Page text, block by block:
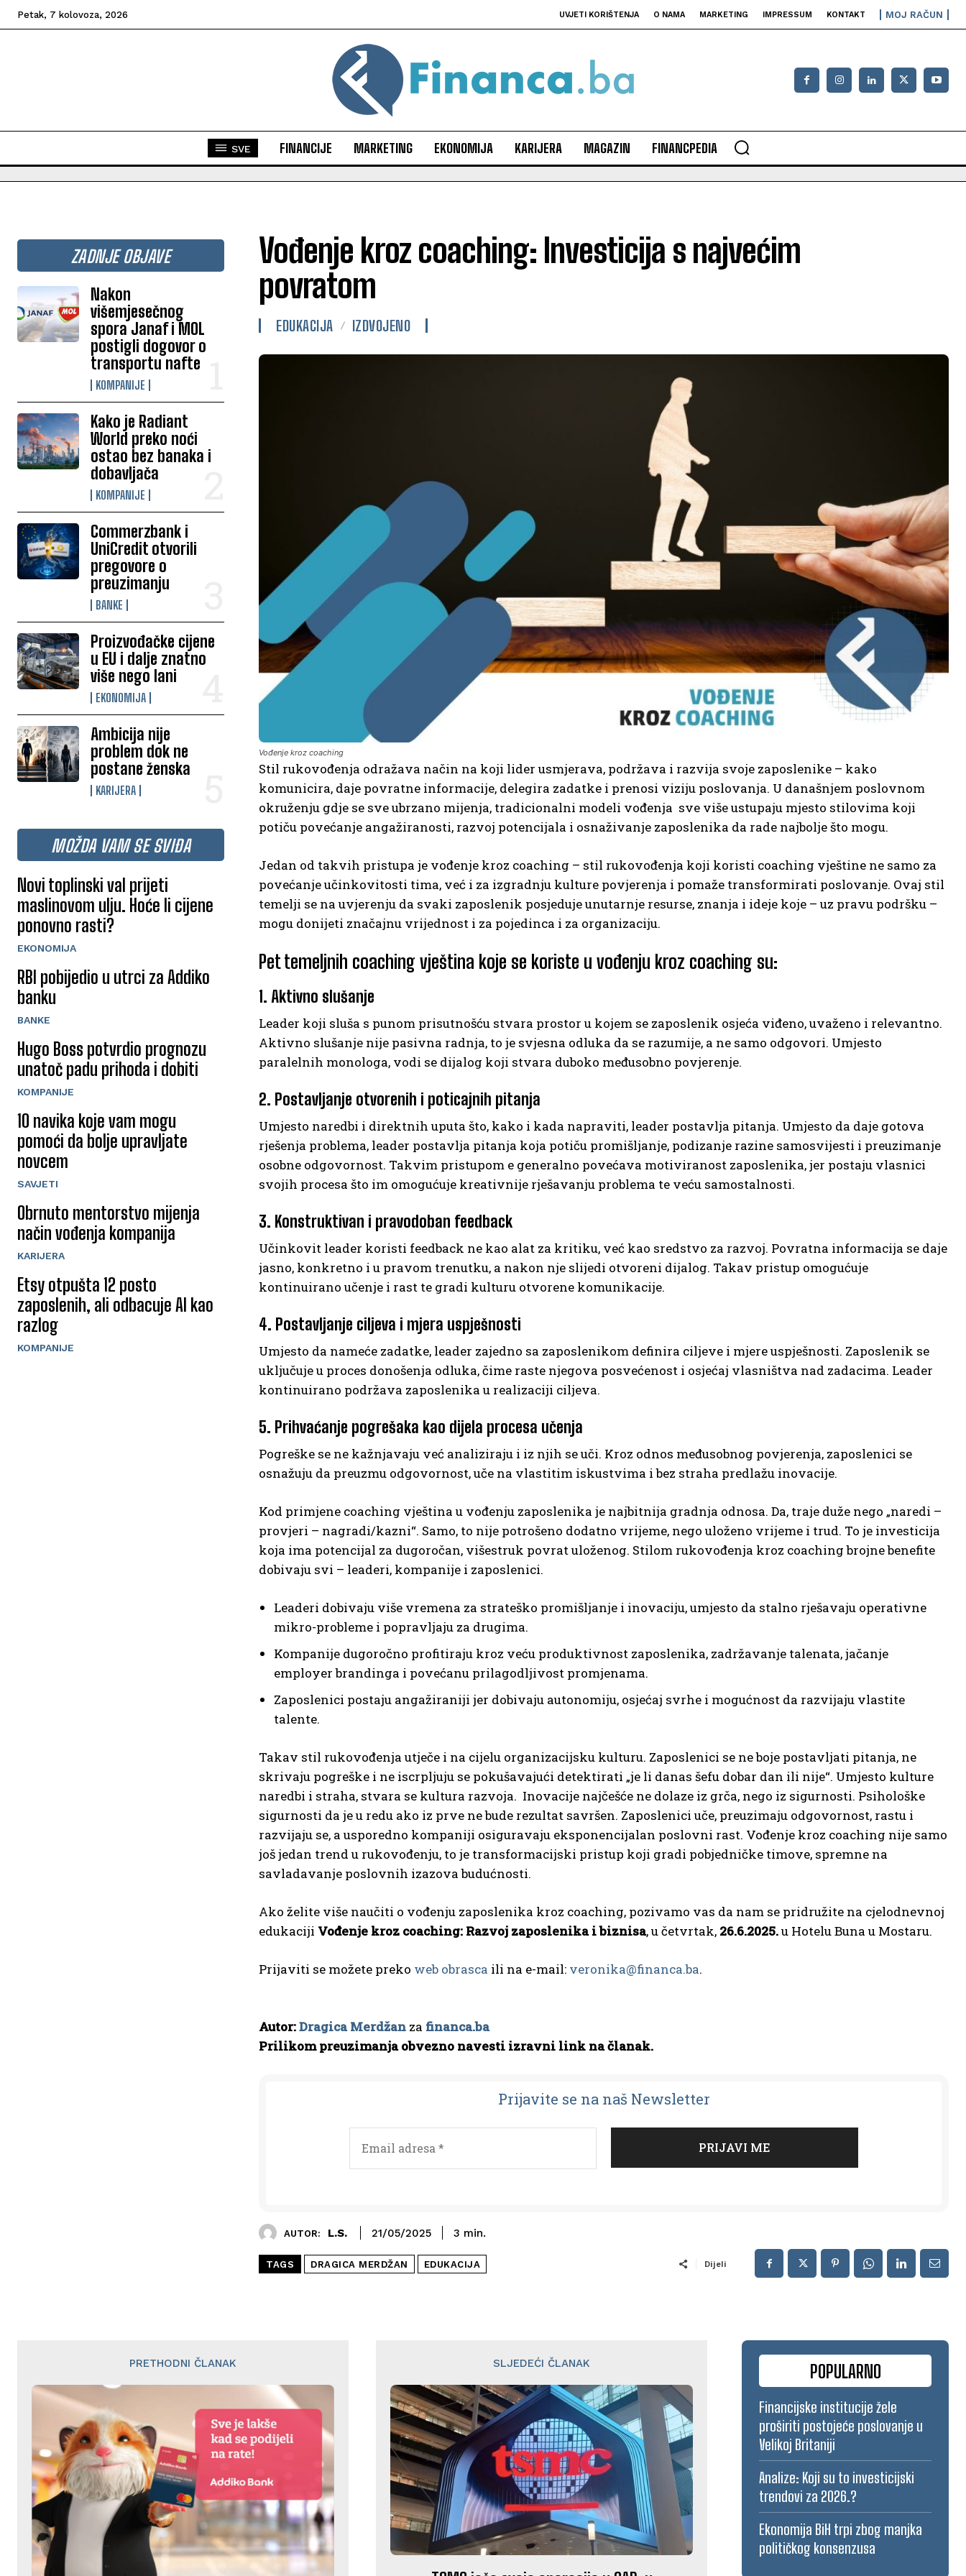
Petak, 7 kolovoza, 2026 UVJETI KORIŠTENJA O NAMA MARKETING IMPRESSUM KONTAKT MOJ RAČUN
SVE FINANCIJE MARKETING EKONOMIJA KARIJERA MAGAZIN FINANCPEDIA
ZADNJE OBJAVE
Nakon
višemjesečnog
spora Janaf i MOL
postigli dogovor o
transportu nafte
KOMPANIJE
Kako je Radiant
World preko noći
ostao bez banaka i
dobavljača
KOMPANIJE
Commerzbank i
UniCredit otvorili
pregovore o
preuzimanju
BANKE
Proizvođačke cijene
u EU i dalje znatno
više nego lani
EKONOMIJA
Ambicija nije
problem dok ne
postane ženska
KARIJERA
MOŽDA VAM SE SVIĐA
Novi toplinski val prijeti
maslinovom ulju. Hoće li cijene
ponovno rasti?
EKONOMIJA
RBI pobijedio u utrci za Addiko
banku
BANKE
Hugo Boss potvrdio prognozu
unatoč padu prihoda i dobiti
KOMPANIJE
10 navika koje vam mogu
pomoći da bolje upravljate
novcem
SAVJETI
Obrnuto mentorstvo mijenja
način vođenja kompanija
KARIJERA
Etsy otpušta 12 posto
zaposlenih, ali odbacuje AI kao
razlog
KOMPANIJE
Vođenje kroz coaching: Investicija s najvećim
povratom
EDUKACIJA IZDVOJENO
Vođenje kroz coaching
Stil rukovođenja odražava način na koji lider usmjerava, podržava i razvija svoje zaposlenike – kako
komunicira, daje povratne informacije, delegira zadatke i prenosi viziju poslovanja. U današnjem poslovnom
okruženju gdje se sve ubrzano mijenja, tradicionalni modeli vođenja sve više ustupaju mjesto stilovima koji
potiču povećanje angažiranosti, razvoj potencijala i osnaživanje zaposlenika da rade najbolje što mogu.
Jedan od takvih pristupa je vođenje kroz coaching – stil rukovođenja koji koristi coaching vještine ne samo za
povećanje učinkovitosti tima, već i za izgradnju kulture povjerenja i pomaže transformirati poslovanje. Ovaj stil
temelji se na uvjerenju da svaki zaposlenik posjeduje unutarnje resurse, znanja i ideje koje – uz pravu podršku –
mogu donijeti značajnu vrijednost i za pojedinca i za organizaciju.
Pet temeljnih coaching vještina koje se koriste u vođenju kroz coaching su:
1. Aktivno slušanje
Leader koji sluša s punom prisutnošću stvara prostor u kojem se zaposlenik osjeća viđeno, uvaženo i relevantno.
Aktivno slušanje nije pasivna radnja, to je svjesna odluka da se razumije, a ne samo odgovori. Umjesto
paralelnih monologa, vodi se dijalog koji stvara duboko međusobno povjerenje.
2. Postavljanje otvorenih i poticajnih pitanja
Umjesto naredbi i direktnih uputa što, kako i kada napraviti, leader postavlja pitanja. Umjesto da daje gotova
rješenja problema, leader postavlja pitanja koja potiču promišljanje, podizanje razine samosvijesti i preuzimanje
osobne odgovornost. Takvim pristupom e generalno povećava motiviranost zaposlenika, jer postaju vlasnici
svojih procesa što im omogućuje kreativnije rješavanju problema te veću samostalnosti.
3. Konstruktivan i pravodoban feedback
Učinkovit leader koristi feedback ne kao alat za kritiku, već kao sredstvo za razvoj. Povratna informacija se daje
jasno, konkretno i u pravom trenutku, a nakon nje slijedi otvoreni dijalog. Takav pristup omogućuje
kontinuirano učenje i rast te gradi kulturu otvorene komunikacije.
4. Postavljanje ciljeva i mjera uspješnosti
Umjesto da nameće zadatke, leader zajedno sa zaposlenikom definira ciljeve i mjere uspješnosti. Zaposlenik se
uključuje u proces donošenja odluka, čime raste njegova posvećenost i osjećaj vlasništva nad zadacima. Leader
kontinuirano podržava zaposlenika u realizaciji ciljeva.
5. Prihvaćanje pogrešaka kao dijela procesa učenja
Pogreške se ne kažnjavaju već analiziraju i iz njih se uči. Kroz odnos međusobnog povjerenja, zaposlenici se
osnažuju da preuzmu odgovornost, uče na vlastitim iskustvima i bez straha predlažu inovacije.
Kod primjene coaching vještina u vođenju zaposlenika je najbitnija gradnja odnosa. Da, traje duže nego „naredi –
provjeri – nagradi/kazni“. Samo, to nije potrošeno dodatno vrijeme, nego uloženo vrijeme i trud. To je investicija
koja ima potencijal za dugoročan, višestruk povrat uloženog. Stilom rukovođenja kroz coaching brojne benefite
dobivaju svi – leaderi, kompanije i zaposlenici.
Leaderi dobivaju više vremena za strateško promišljanje i inovaciju, umjesto da stalno rješavaju operativne
mikro-probleme i popravljaju za drugima.
Kompanije dugoročno profitiraju kroz veću produktivnost zaposlenika, zadržavanje talenata, jačanje
employer brandinga i povećanu prilagodljivost promjenama.
Zaposlenici postaju angažiraniji jer dobivaju autonomiju, osjećaj svrhe i mogućnost da razvijaju vlastite
talente.
Takav stil rukovođenja utječe i na cijelu organizacijsku kulturu. Zaposlenici se ne boje postavljati pitanja, ne
skrivaju pogreške i ne iscrpljuju se pokušavajući detektirati „je li danas šefu dobar dan ili nije“. Umjesto kulture
naredbi i straha, stvara se kultura razvoja. Inovacije najčešće ne dolaze iz grča, nego iz sigurnosti. Psihološke
sigurnosti da je u redu ako iz prve ne bude rezultat savršen. Zaposlenici uče, preuzimaju odgovornost, rastu i
razvijaju se, a usporedno kompaniji osiguravaju eksponencijalan poslovni rast. Vođenje kroz coaching nije samo
još jedan trend u rukovođenju, to je transformacijski pristup koji gradi pobjedničke timove, spremne na
savladavanje poslovnih izazova budućnosti.
Ako želite više naučiti o vođenju zaposlenika kroz coaching, pozivamo vas da nam se pridružite na cjelodnevnoj
edukaciji Vođenje kroz coaching: Razvoj zaposlenika i biznisa, u četvrtak, 26.6.2025.u Hotelu Buna u Mostaru.
Prijaviti se možete preko web obrasca ili na e-mail: veronika@financa.ba.
Autor:Dragica Merdžan za financa.ba
Prilikom preuzimanja obvezno navesti izravni link na članak.
Prijavite se na naš Newsletter
AUTOR: L.S. 21/05/2025 3 min.
TAGS DRAGICA MERDŽAN EDUKACIJA Dijeli
PRETHODNI ČLANAK SLJEDEĆI ČLANAK POPULARNO
Financijske institucije žele
proširiti postojeće poslovanje u
Velikoj Britaniji
Analize: Koji su to investicijski
trendovi za 2026.?
Ekonomija BiH trpi zbog manjka
političkog konsenzusa